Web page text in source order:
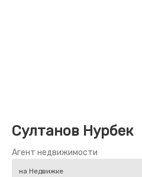
Султанов Нурбек
Агент недвижимости
на Недвижке